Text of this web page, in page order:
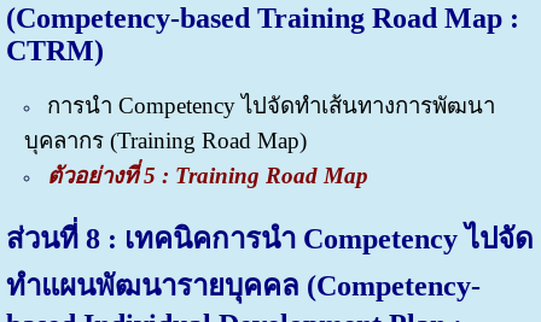
(Competency-based Training Road Map :
CTRM)
การนำ Competency ไปจัดทำเส้นทางการพัฒนา
บุคลากร (Training Road Map)
ตัวอย่างที่ 5 : Training Road Map
ส่วนที่ 8 : เทคนิคการนำ Competency ไปจัด
ทำแผนพัฒนารายบุคคล (Competency-